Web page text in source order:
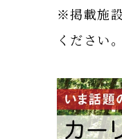
※掲載施
ください。